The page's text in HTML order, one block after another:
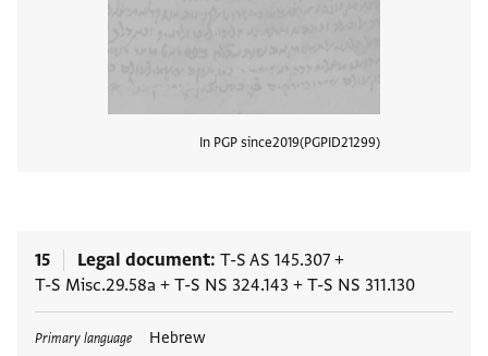
In PGP since2019 PGPID21299
15 Legal document T-S AS 145.307 +
T-S Misc.29.58a + T-S NS 324.143 + T-S NS 311.130
Primary language Hebrew
Tags